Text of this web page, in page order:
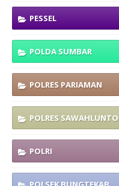
PESSEL
POLDA SUMBAR
POLRES PARIAMAN
POLRES SAWAHLUNTO
POLRI